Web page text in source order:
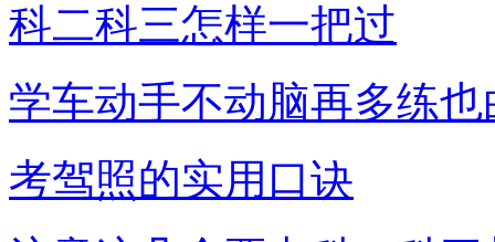
科二科三怎样一把过
学车动手不动脑再多练也
考驾照的实用口诀